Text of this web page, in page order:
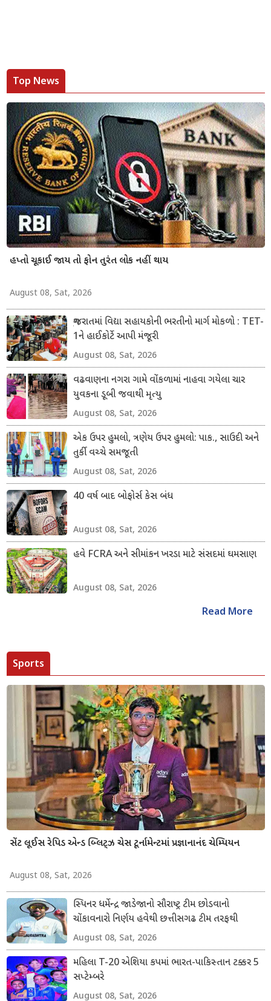
Top News
હપ્તો ચૂકાઈ જાય તો ફોન તુરંત લોક નહીં થાય
August 08, Sat, 2026
ગુજરાતમાં વિદ્યા સહાયકોની ભરતીનો માર્ગ મોકળો : TET-
1ને હાઈકોર્ટે આપી મંજૂરી
August 08, Sat, 2026
વઢવાણના નગરા ગામે વોંકળામાં નાહવા ગયેલા ચાર
યુવકના ડૂબી જવાથી મૃત્યુ
August 08, Sat, 2026
એક ઉપર હુમલો, ત્રણેય ઉપર હુમલો: પાક., સાઉદી અને
તુર્કી વચ્ચે સમજૂતી
August 08, Sat, 2026
40 વર્ષ બાદ બોફોર્સ કેસ બંધ
August 08, Sat, 2026
હવે FCRA અને સીમાંકન ખરડા માટે સંસદમાં ઘમસાણ
August 08, Sat, 2026
Read More
Sports
સેંટ લૂઈસ રેપિડ એન્ડ બ્લિટ્ઝ ચેસ ટૂર્નામેન્ટમાં પ્રજ્ઞાનાનંદ ચેમ્પિયન
August 08, Sat, 2026
સ્પિનર ધર્મેન્દ્ર જાડેજાનો સૌરાષ્ટ્ર ટીમ છોડવાનો
ચોંકાવનારો નિર્ણય હવેથી છત્તીસગઢ ટીમ તરફથી
ડોમેસ્ટિક ક્રિકેટ રમશે
August 08, Sat, 2026
મહિલા T-20 એશિયા કપમાં ભારત-પાકિસ્તાન ટક્કર 5
સપ્ટેમ્બરે
August 08, Sat, 2026